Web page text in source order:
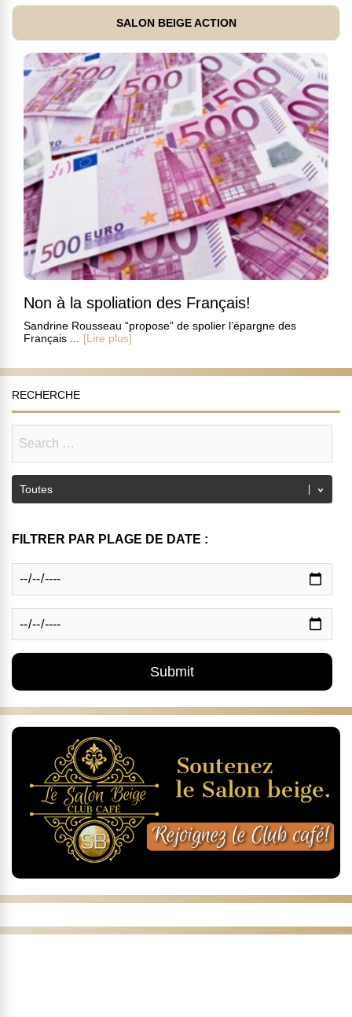
SALON BEIGE ACTION
Non à la spoliation des Français!
Sandrine Rousseau “propose” de spolier l’épargne des
Français ...
[Lire plus]
RECHERCHE
FILTRER PAR PLAGE DE DATE :